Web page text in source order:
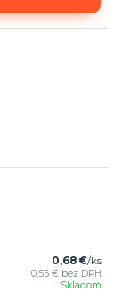
0,68 €/ks
0,55 € bez DPH
Skladom